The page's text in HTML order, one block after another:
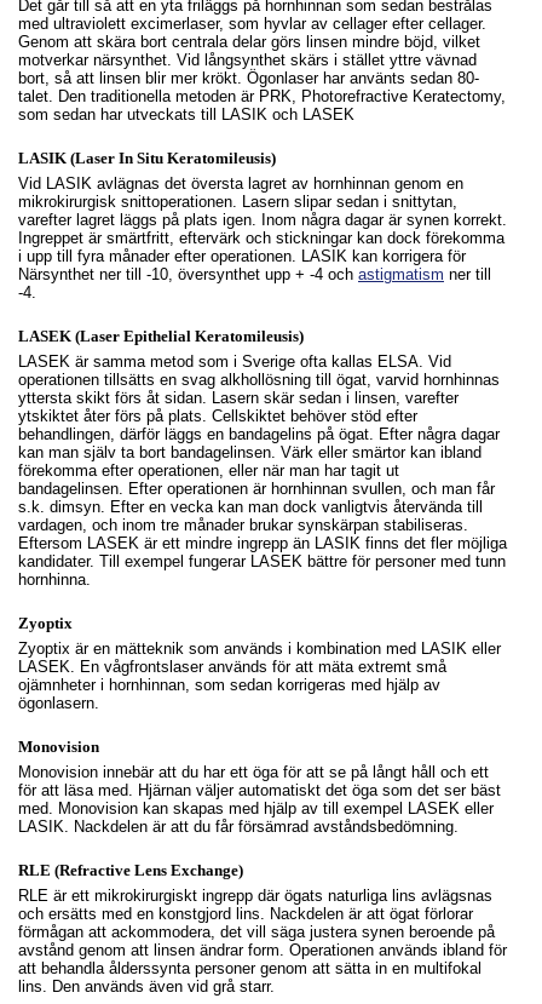
Det går till så att en yta friläggs på hornhinnan som sedan bestrålas
med ultraviolett excimerlaser, som hyvlar av cellager efter cellager.
Genom att skära bort centrala delar görs linsen mindre böjd, vilket
motverkar närsynthet. Vid långsynthet skärs i stället yttre vävnad
bort, så att linsen blir mer krökt. Ögonlaser har använts sedan 80-
talet. Den traditionella metoden är PRK, Photorefractive Keratectomy,
som sedan har utveckats till LASIK och LASEK
LASIK (Laser In Situ Keratomileusis)
Vid LASIK avlägnas det översta lagret av hornhinnan genom en
mikrokirurgisk snittoperationen. Lasern slipar sedan i snittytan,
varefter lagret läggs på plats igen. Inom några dagar är synen korrekt.
Ingreppet är smärtfritt, eftervärk och stickningar kan dock förekomma
i upp till fyra månader efter operationen. LASIK kan korrigera för
Närsynthet ner till -10, översynthet upp + -4 och astigmatism ner till
-4.
LASEK (Laser Epithelial Keratomileusis)
LASEK är samma metod som i Sverige ofta kallas ELSA. Vid
operationen tillsätts en svag alkhollösning till ögat, varvid hornhinnas
yttersta skikt förs åt sidan. Lasern skär sedan i linsen, varefter
ytskiktet åter förs på plats. Cellskiktet behöver stöd efter
behandlingen, därför läggs en bandagelins på ögat. Efter några dagar
kan man själv ta bort bandagelinsen. Värk eller smärtor kan ibland
förekomma efter operationen, eller när man har tagit ut
bandagelinsen. Efter operationen är hornhinnan svullen, och man får
s.k. dimsyn. Efter en vecka kan man dock vanligtvis återvända till
vardagen, och inom tre månader brukar synskärpan stabiliseras.
Eftersom LASEK är ett mindre ingrepp än LASIK finns det fler möjliga
kandidater. Till exempel fungerar LASEK bättre för personer med tunn
hornhinna.
Zyoptix
Zyoptix är en mätteknik som används i kombination med LASIK eller
LASEK. En vågfrontslaser används för att mäta extremt små
ojämnheter i hornhinnan, som sedan korrigeras med hjälp av
ögonlasern.
Monovision
Monovision innebär att du har ett öga för att se på långt håll och ett
för att läsa med. Hjärnan väljer automatiskt det öga som det ser bäst
med. Monovision kan skapas med hjälp av till exempel LASEK eller
LASIK. Nackdelen är att du får försämrad avståndsbedömning.
RLE (Refractive Lens Exchange)
RLE är ett mikrokirurgiskt ingrepp där ögats naturliga lins avlägsnas
och ersätts med en konstgjord lins. Nackdelen är att ögat förlorar
förmågan att ackommodera, det vill säga justera synen beroende på
avstånd genom att linsen ändrar form. Operationen används ibland för
att behandla ålderssynta personer genom att sätta in en multifokal
lins. Den används även vid grå starr.